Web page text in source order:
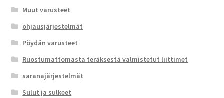
Muut varusteet
ohjausjärjestelmät
Pöydän varusteet
Ruostumattomasta teräksestä valmistetut liittimet
saranajärjestelmät
Sulut ja sulkeet